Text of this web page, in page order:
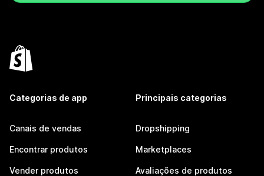
Categorias de app
Canais de vendas
Encontrar produtos
Vender produtos
Principais categorias
Dropshipping
Marketplaces
Avaliações de produtos